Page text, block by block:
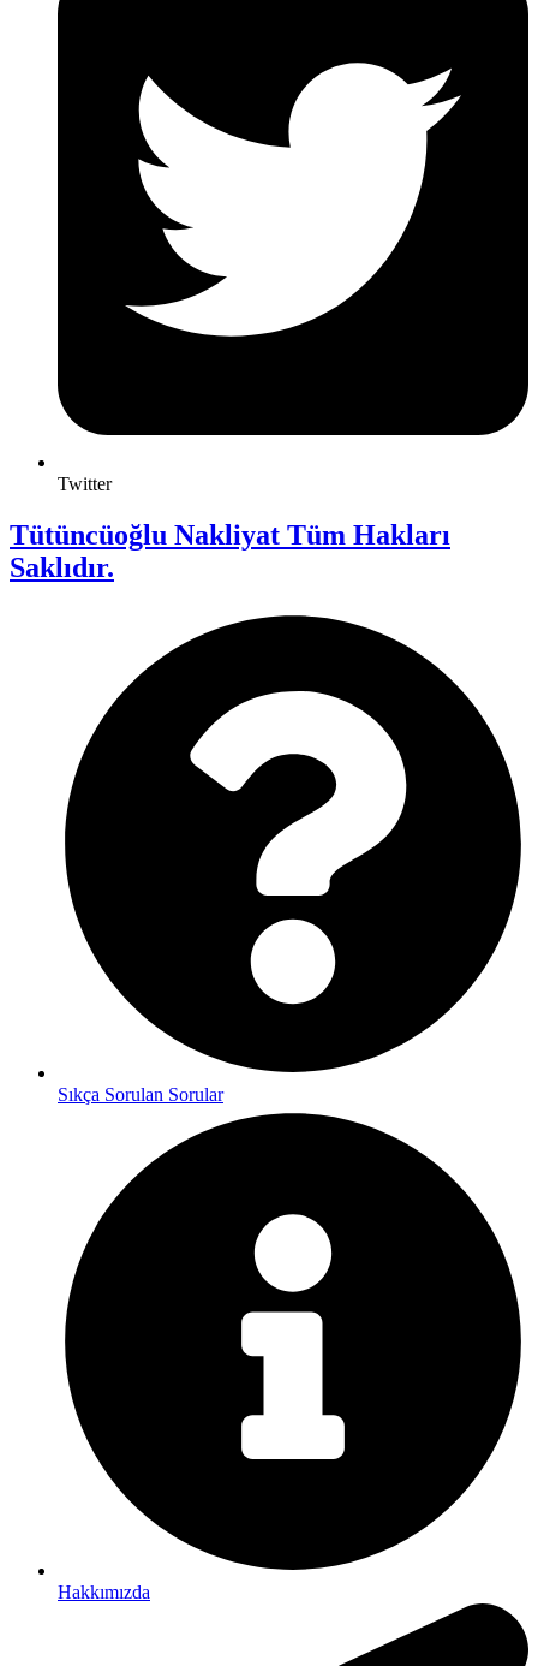
Twitter
Tütüncüoğlu Nakliyat Tüm Hakları
Saklıdır.
Sıkça Sorulan Sorular
Hakkımızda